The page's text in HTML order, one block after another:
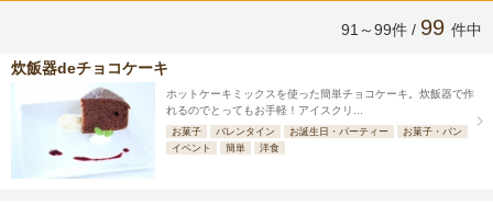
91～99件 / 99 件中
炊飯器deチョコケーキ
ホットケーキミックスを使った簡単チョコケーキ。炊飯器で作
れるのでとってもお手軽！アイスクリ...
お菓子 バレンタイン お誕生日・パーティー
お菓子・パン
イベント
簡単 洋食